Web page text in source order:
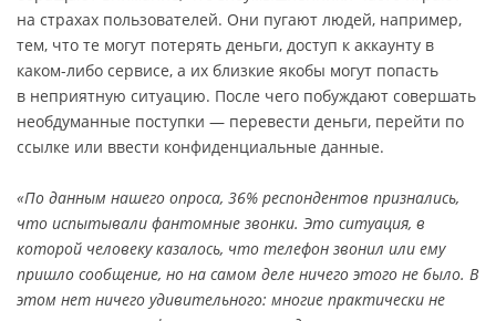
на страхах пользователей. Они пугают людей, например,
тем, что те могут потерять деньги, доступ к аккаунту в
каком-либо сервисе, а их близкие якобы могут попасть
в неприятную ситуацию. После чего побуждают совершать
необдуманные поступки — перевести деньги, перейти по
ссылке или ввести конфиденциальные данные.
«По данным нашего опроса, 36% респондентов признались,
что испытывали фантомные звонки. Это ситуация, в
которой человеку казалось, что телефон звонил или ему
пришло сообщение, но на самом деле ничего этого не было. В
этом нет ничего удивительного: многие практически не